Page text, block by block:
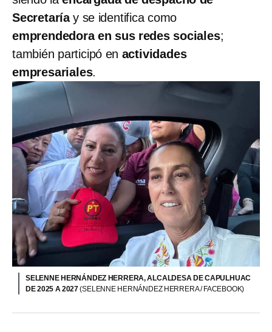
Secretaríay se identifica como
emprendedora en sus redes sociales;
también participó en actividades
empresariales.
SELENNE HERNÁNDEZ HERRERA, ALCALDESA DE CAPULHUAC
DE 2025 A 2027(SELENNE HERNÁNDEZ HERRERA / FACEBOOK)